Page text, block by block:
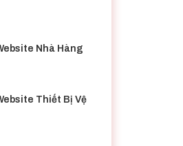
Nhà Hàng
Thiết Bị Vệ